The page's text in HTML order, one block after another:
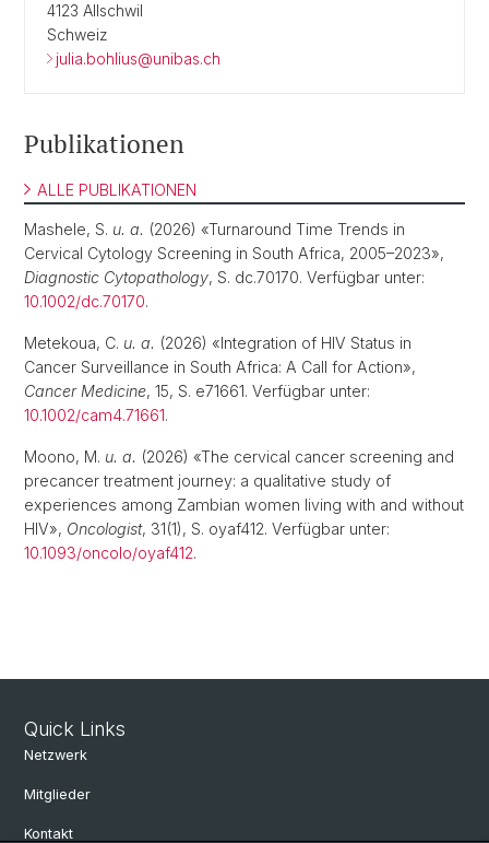
4123 Allschwil
Schweiz
julia.bohlius@unibas.ch
Publikationen
ALLE PUBLIKATIONEN
Mashele, S. u. a. (2026) «Turnaround Time Trends in
Cervical Cytology Screening in South Africa, 2005–2023»,
Diagnostic Cytopathology, S. dc.70170. Verfügbar unter:
10.1002/dc.70170.
Metekoua, C. u. a. (2026) «Integration of HIV Status in
Cancer Surveillance in South Africa: A Call for Action»,
Cancer Medicine, 15, S. e71661. Verfügbar unter:
10.1002/cam4.71661.
Moono, M. u. a. (2026) «The cervical cancer screening and
precancer treatment journey: a qualitative study of
experiences among Zambian women living with and without
HIV», Oncologist, 31(1), S. oyaf412. Verfügbar unter:
10.1093/oncolo/oyaf412.
Quick Links
Netzwerk
Mitglieder
Kontakt